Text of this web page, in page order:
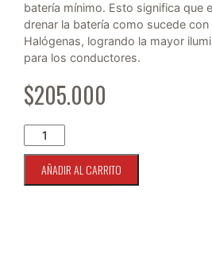
batería mínimo. Esto significa que
drenar la batería como sucede
Halógenas, logrando la mayor
para los conductores.
$205.000
KIT FOCOS LED HELLA BLACK
AÑADIR AL CARRITO